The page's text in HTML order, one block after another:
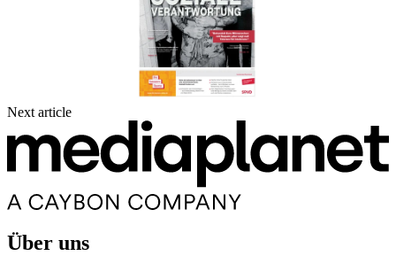
Next article
Über uns